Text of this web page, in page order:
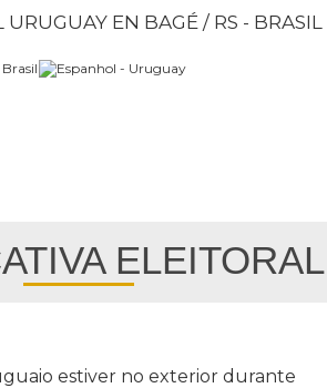
EN BAGÉ / RS - BRASIL
ELEITORAL
estiver no exterior durante